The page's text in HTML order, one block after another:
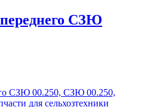
СЗЮ
СЗЮ 00.250, СЗЮ 00.250,
для сельхозтехники